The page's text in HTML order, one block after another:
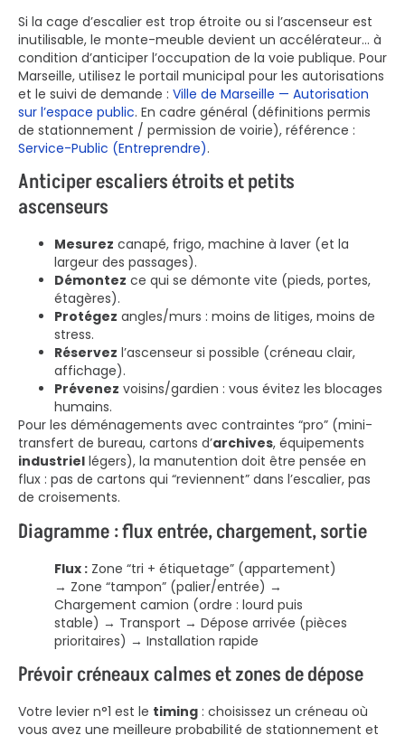
Si la cage d’escalier est trop étroite ou si l’ascenseur est
inutilisable, le monte-meuble devient un accélérateur… à
condition d’anticiper l’occupation de la voie publique. Pour
Marseille, utilisez le portail municipal pour les autorisations
et le suivi de demande : Ville de Marseille — Autorisation
sur l’espace public. En cadre général (définitions permis
de stationnement / permission de voirie), référence :
Service-Public (Entreprendre).
Anticiper escaliers étroits et petits
ascenseurs
Mesurez canapé, frigo, machine à laver (et la
largeur des passages).
Démontez ce qui se démonte vite (pieds, portes,
étagères).
Protégez angles/murs : moins de litiges, moins de
stress.
Réservez l’ascenseur si possible (créneau clair,
affichage).
Prévenez voisins/gardien : vous évitez les blocages
humains.
Pour les déménagements avec contraintes “pro” (mini-
transfert de bureau, cartons d’archives, équipements
industriel légers), la manutention doit être pensée en
flux : pas de cartons qui “reviennent” dans l’escalier, pas
de croisements.
Diagramme : flux entrée, chargement, sortie
Flux : Zone “tri + étiquetage” (appartement)
→ Zone “tampon” (palier/entrée) →
Chargement camion (ordre : lourd puis
stable) → Transport → Dépose arrivée (pièces
prioritaires) → Installation rapide
Prévoir créneaux calmes et zones de dépose
Votre levier n°1 est le timing : choisissez un créneau où
vous avez une meilleure probabilité de stationnement et